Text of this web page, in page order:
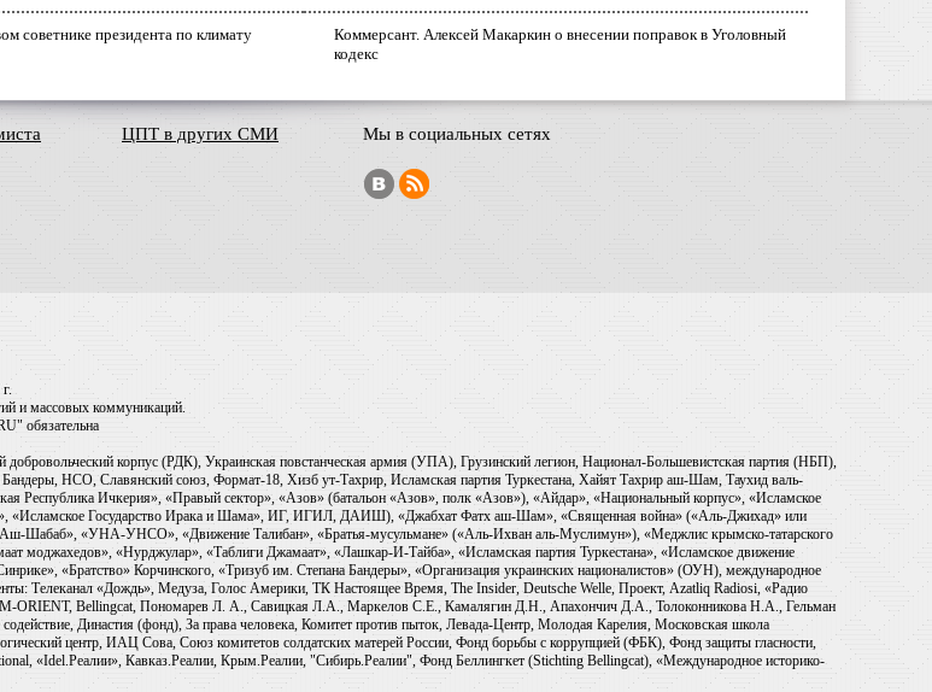
советнике президента по климату
Коммерсант. Алексей Макаркин о внесении поправок в Уголовный
кодекс
ЦПТ в других СМИ Мы в социальных сетях
и массовых коммуникаций.
обязательна
корпус (РДК), Украинская повстанческая армия (УПА), Грузинский легион, Национал-Большевистская партия (НБП),
НСО, Славянский союз, Формат-18, Хизб ут-Тахрир, Исламская партия Туркестана, Хайят Тахрир аш-Шам, Таухид валь-
Республика Ичкерия», «Правый сектор», «Азов» (батальон «Азов», полк «Азов»), «Айдар», «Национальный корпус», «Исламское
«Исламское Государство Ирака и Шама», ИГ, ИГИЛ, ДАИШ), «Джабхат Фатх аш-Шам», «Священная война» («Аль-Джихад» или
Шабаб», «УНА-УНСО», «Движение Талибан», «Братья-мусульмане» («Аль-Ихван аль-Муслимун»), «Меджлис крымско-татарского
моджахедов», «Нурджулар», «Таблиги Джамаат», «Лашкар-И-Тайба», «Исламская партия Туркестана», «Исламское движение
«Братство» Корчинского, «Тризуб им. Степана Бандеры», «Организация украинских националистов» (ОУН), международное
Телеканал «Дождь», Медуза, Голос Америки, ТК Настоящее Время, The Insider, Deutsche Welle, Проект, Azatliq Radiosi, «Радио
ORIENT, Bellingcat, Пономарев Л. А., Савицкая Л.А., Маркелов С.Е., Камалягин Д.Н., Апахончич Д.А., Толоконникова Н.А., Гельман
Династия (фонд), За права человека, Комитет против пыток, Левада-Центр, Молодая Карелия, Московская школа
центр, ИАЦ Сова, Союз комитетов солдатских матерей России, Фонд борьбы с коррупцией (ФБК), Фонд защиты гласности,
«Idel.Реалии», Кавказ.Реалии, Крым.Реалии, "Сибирь.Реалии", Фонд Беллингкет (Stichting Bellingcat), «Международное историко-